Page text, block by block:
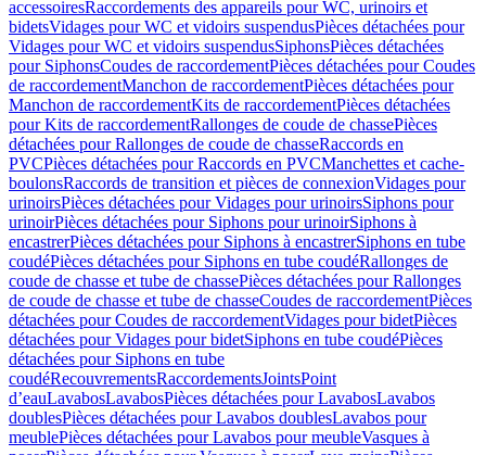
accessoiresRaccordements des appareils pour WC, urinoirs et
bidetsVidages pour WC et vidoirs suspendusPièces détachées pour
Vidages pour WC et vidoirs suspendusSiphonsPièces détachées
pour SiphonsCoudes de raccordementPièces détachées pour Coudes
de raccordementManchon de raccordementPièces détachées pour
Manchon de raccordementKits de raccordementPièces détachées
pour Kits de raccordementRallonges de coude de chassePièces
détachées pour Rallonges de coude de chasseRaccords en
PVCPièces détachées pour Raccords en PVCManchettes et cache-
boulonsRaccords de transition et pièces de connexionVidages pour
urinoirsPièces détachées pour Vidages pour urinoirsSiphons pour
urinoirPièces détachées pour Siphons pour urinoirSiphons à
encastrerPièces détachées pour Siphons à encastrerSiphons en tube
coudéPièces détachées pour Siphons en tube coudéRallonges de
coude de chasse et tube de chassePièces détachées pour Rallonges
de coude de chasse et tube de chasseCoudes de raccordementPièces
détachées pour Coudes de raccordementVidages pour bidetPièces
détachées pour Vidages pour bidetSiphons en tube coudéPièces
détachées pour Siphons en tube
coudéRecouvrementsRaccordementsJointsPoint
d’eauLavabosLavabosPièces détachées pour LavabosLavabos
doublesPièces détachées pour Lavabos doublesLavabos pour
meublePièces détachées pour Lavabos pour meubleVasques à